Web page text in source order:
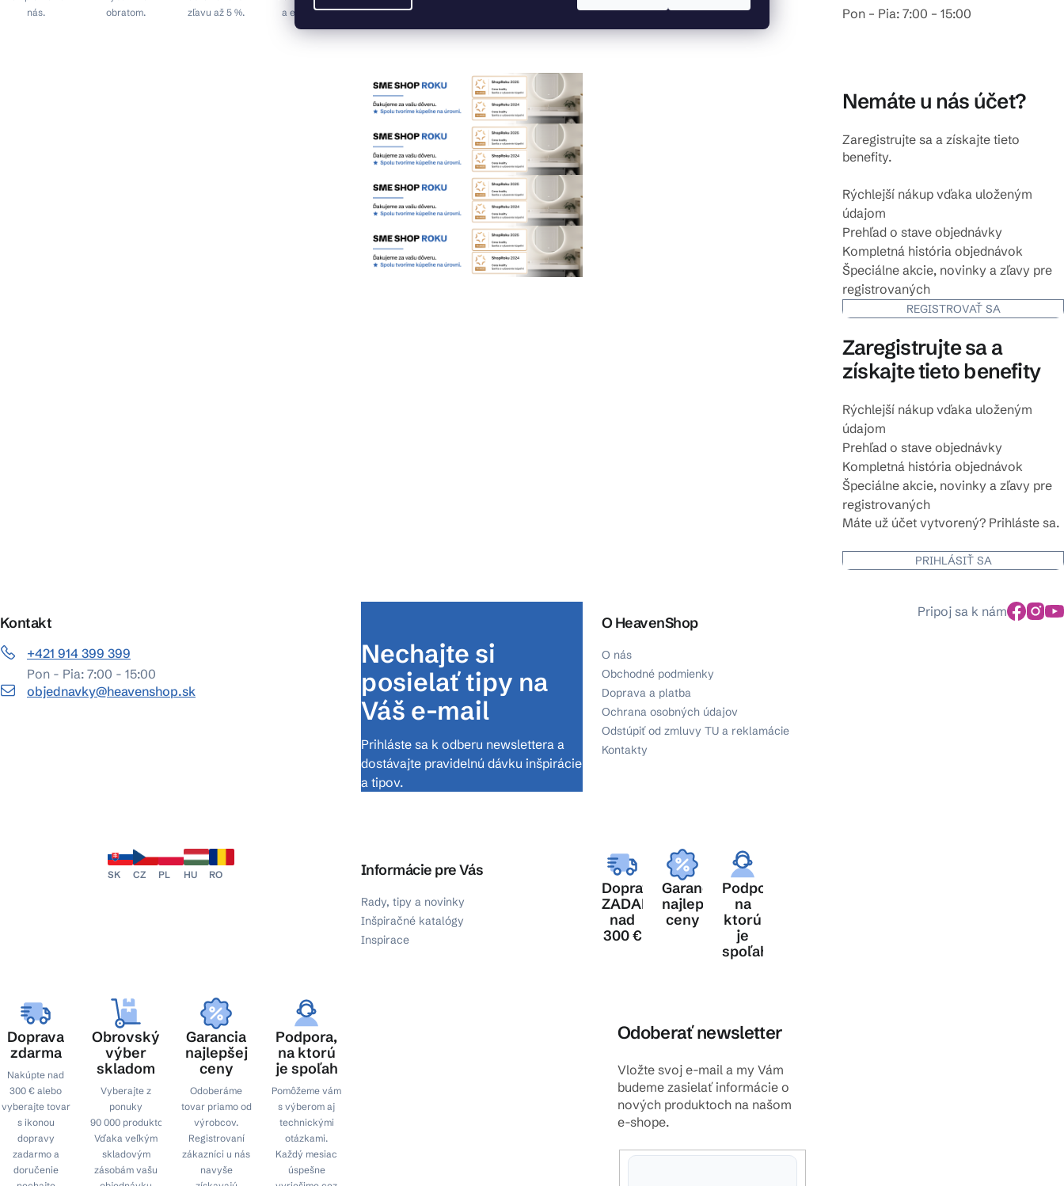
nás.
obratom.
zľavu až 5 %.
a e-mailov.
Pon – Pia: 7:00 – 15:00
Nemáte u nás účet?
Zaregistrujte sa a získajte tieto
benefity.
Rýchlejší nákup vďaka uloženým
údajom
Prehľad o stave objednávky
Kompletná história objednávok
Špeciálne akcie, novinky a zľavy pre
registrovaných
REGISTROVAŤ SA
Zaregistrujte sa a
získajte tieto benefity
Rýchlejší nákup vďaka uloženým
údajom
Prehľad o stave objednávky
Kompletná história objednávok
Špeciálne akcie, novinky a zľavy pre
registrovaných
Máte už účet vytvorený? Prihláste sa.
PRIHLÁSIŤ SA
Kontakt
+421 914 399 399
Pon - Pia: 7:00 - 15:00
objednavky@heavenshop.sk
Nechajte si
posielať tipy na
Váš e-mail
Prihláste sa k odberu newslettera a
dostávajte pravidelnú dávku inšpirácie
a tipov.
O HeavenShop
O nás
Obchodné podmienky
Doprava a platba
Ochrana osobných údajov
Odstúpiť od zmluvy TU a reklamácie
Kontakty
Pripoj sa k nám
SK CZ PL HU RO Informácie pre Vás
Rady, tipy a novinky
Inšpiračné katalógy
Inspirace
Doprava
ZADARMO
nad
300 €
Garancia
najlepšej
ceny
Podpora,
na
ktorú
je
spoľahnutie
Doprava
zdarma
Nakúpte nad
300 € alebo
vyberajte tovar
s ikonou
dopravy
zadarmo a
doručenie
Obrovský
výber
skladom
Vyberajte z
ponuky
90 000 produktov.
Vďaka veľkým
skladovým
zásobám vašu
Garancia
najlepšej
ceny
Odoberáme
tovar priamo od
výrobcov.
Registrovaní
zákazníci u nás
navyše
Podpora,
na ktorú
je spoľah
Pomôžeme vám
s výberom aj
technickými
otázkami.
Každý mesiac
úspešne
Odoberať newsletter
Vložte svoj e-mail a my Vám
budeme zasielať informácie o
nových produktoch na našom
e-shope.